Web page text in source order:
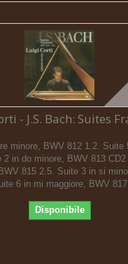
- J.S. Bach: Suites
minore, BWV 812 1.2. Suite
2 in do minore, BWV 813
815 2.5. Suite 3 in si
6 in mi maggiore, BWV 817
Disponibile